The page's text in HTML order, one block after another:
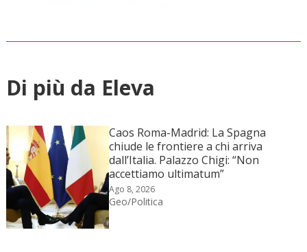
Di più da Eleva
Caos Roma-Madrid: La Spagna
chiude le frontiere a chi arriva
dall’Italia. Palazzo Chigi: “Non
accettiamo ultimatum”
Ago 8, 2026
Geo/Politica